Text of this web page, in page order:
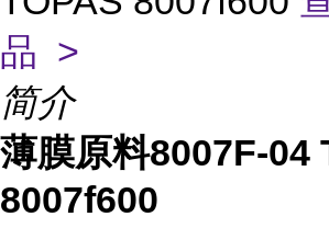
品 >
简介
薄膜原料8007F-04
8007f600